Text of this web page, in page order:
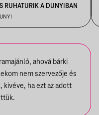
RUHATURIK A DUNYIBAN
ahová bárki
nem szervezője és
kivéve, ha ezt az adott